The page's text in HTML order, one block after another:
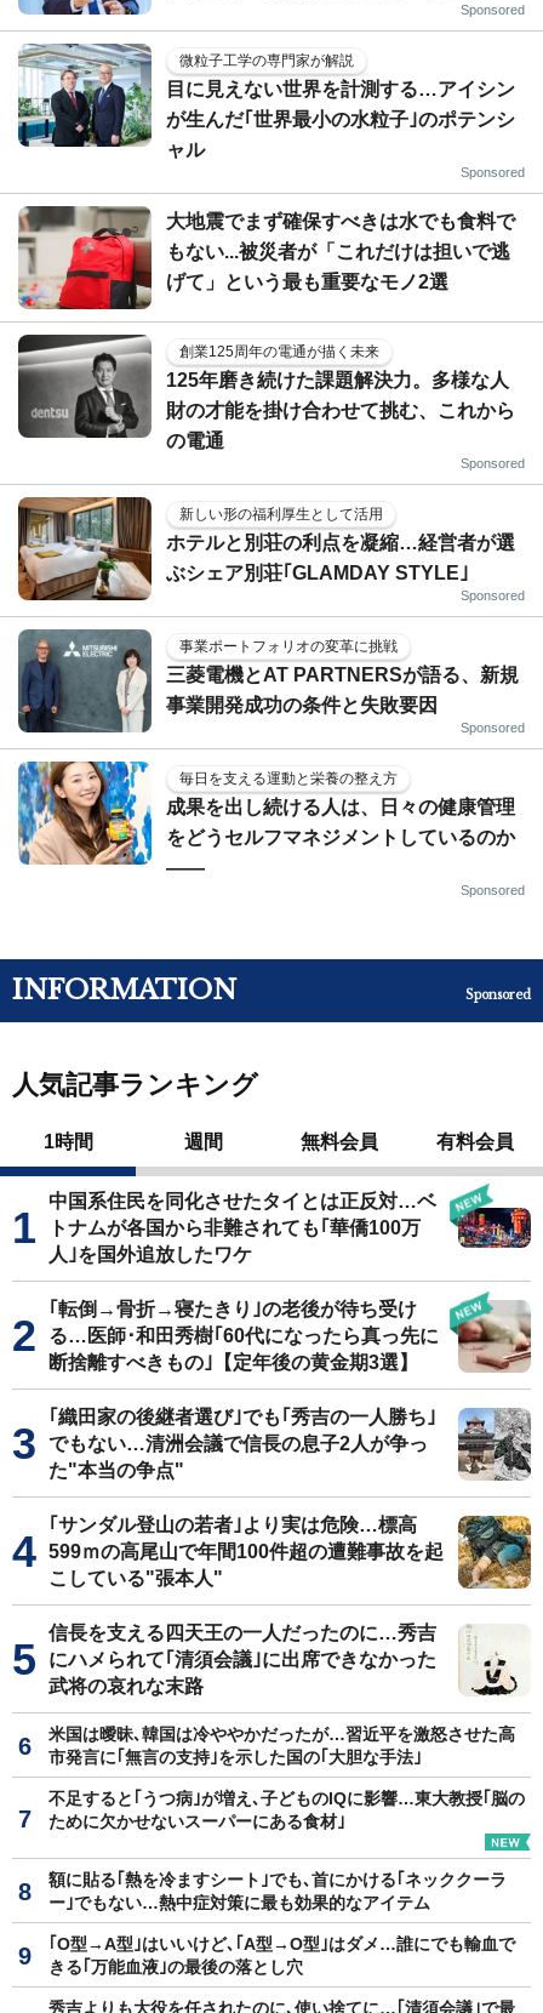
Sponsored
微粒子工学の専門家が解説
目に見えない世界を計測する…アイシン
が生んだ｢世界最小の水粒子｣のポテンシ
ャル
Sponsored
大地震でまず確保すべきは水でも食料で
もない...被災者が「これだけは担いで逃
げて」という最も重要なモノ2選
創業125周年の電通が描く未来
125年磨き続けた課題解決力。多様な人
財の才能を掛け合わせて挑む、これから
の電通
Sponsored
新しい形の福利厚生として活用
ホテルと別荘の利点を凝縮…経営者が選
ぶシェア別荘｢GLAMDAY STYLE｣
Sponsored
事業ポートフォリオの変革に挑戦
三菱電機とAT PARTNERSが語る、新規
事業開発成功の条件と失敗要因
Sponsored
毎日を支える運動と栄養の整え方
成果を出し続ける人は、日々の健康管理
をどうセルフマネジメントしているのか
——
Sponsored
INFORMATION Sponsored
人気記事ランキング
1時間 週間 無料会員 有料会員
中国系住民を同化させたタイとは正反対…ベ
トナムが各国から非難されても｢華僑100万
人｣を国外追放したワケ
｢転倒→骨折→寝たきり｣の老後が待ち受け
る…医師･和田秀樹｢60代になったら真っ先に
断捨離すべきもの｣【定年後の黄金期3選】
｢織田家の後継者選び｣でも｢秀吉の一人勝ち｣
でもない…清洲会議で信長の息子2人が争っ
た"本当の争点"
｢サンダル登山の若者｣より実は危険…標高
599ｍの高尾山で年間100件超の遭難事故を起
こしている"張本人"
信長を支える四天王の一人だったのに…秀吉
にハメられて｢清須会議｣に出席できなかった
武将の哀れな末路
米国は曖昧､韓国は冷ややかだったが…習近平を激怒させた高
市発言に｢無言の支持｣を示した国の｢大胆な手法｣
不足すると｢うつ病｣が増え､子どものIQに影響…東大教授｢脳の
ために欠かせないスーパーにある食材｣
額に貼る｢熱を冷ますシート｣でも､首にかける｢ネッククーラ
ー｣でもない…熱中症対策に最も効果的なアイテム
｢O型→A型｣はいいけど､｢A型→O型｣はダメ…誰にでも輸血で
きる｢万能血液｣の最後の落とし穴
秀吉よりも大役を任されたのに､使い捨てに…｢清須会議｣で最